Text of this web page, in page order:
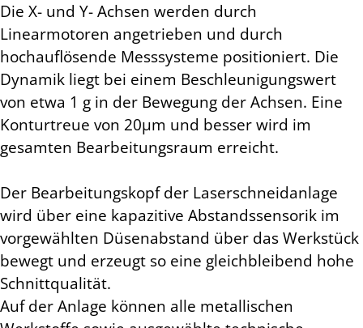
Die X- und Y- Achsen werden durch
Linearmotoren angetrieben und durch
hochauflösende Messsysteme positioniert. Die
Dynamik liegt bei einem Beschleunigungswert
von etwa 1 g in der Bewegung der Achsen. Eine
Konturtreue von 20µm und besser wird im
gesamten Bearbeitungsraum erreicht.
Der Bearbeitungskopf der Laserschneidanlage
wird über eine kapazitive Abstandssensorik im
vorgewählten Düsenabstand über das Werkstück
bewegt und erzeugt so eine gleichbleibend hohe
Schnittqualität.
Auf der Anlage können alle metallischen